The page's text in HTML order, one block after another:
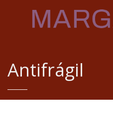
Antifrágil